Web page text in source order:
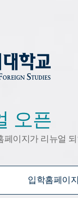
오픈
페이지가 리뉴얼
입학홈페이